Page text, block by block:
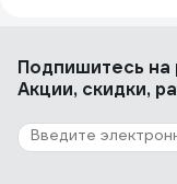
Подпишитесь на
Акции, скидки,